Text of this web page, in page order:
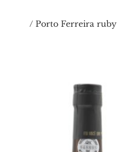
/ Porto Ferreira ruby